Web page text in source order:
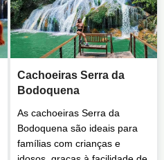
Cachoeiras Serra da
Bodoquena
As cachoeiras Serra da
Bodoquena são ideais para
famílias com crianças e